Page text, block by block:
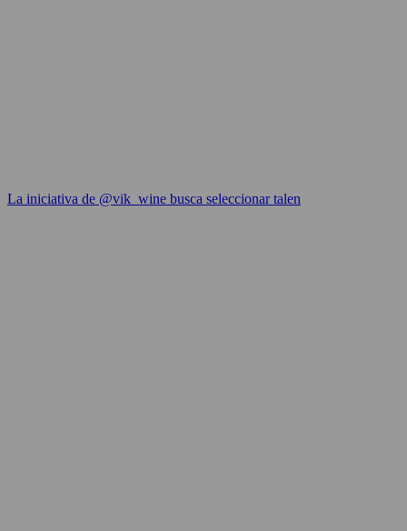
La iniciativa de @vik_wine busca seleccionar talen